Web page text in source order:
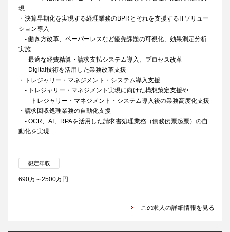
現
・決算早期化を実現する経理業務のBPRとそれを支援するITソリュー
ション導入
- 働き方改革、ペーパーレスなど優先課題の可視化、効果測定分析
実施
- 最適な経費精算・請求支払システム導入、プロセス改革
- Digital技術を活用した業務改革支援
・トレジャリー・マネジメント・システム導入支援
- トレジャリー・マネジメント実現に向けた構想策定支援や
トレジャリー・マネジメント・システム導入後の業務高度化支援
・請求回収処理業務の自動化支援
- OCR、AI、RPAを活用した請求書処理業務（債務伝票起票）の自
動化を実現
想定年収
690万～2500万円
この求人の詳細情報を見る